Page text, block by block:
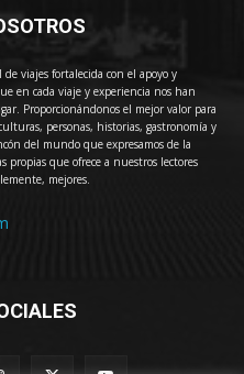
viajes fortalecida con el apoyo y
en cada viaje y experiencia nos han
Proporcionándonos el mejor valor para
personas, historias, gastronomía y
del mundo que expresamos de la
propias que ofrece a nuestros lectores
mejores.